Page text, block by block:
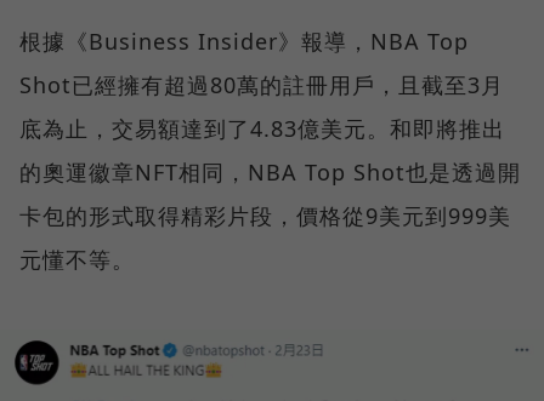
根據《Business Insider》報導，NBA Top
Shot已經擁有超過80萬的註冊用戶，且截至3月
底為止，交易額達到了4.83億美元。和即將推出
的奧運徽章NFT相同，NBA Top Shot也是透過開
卡包的形式取得精彩片段，價格從9美元到999美
元懂不等。